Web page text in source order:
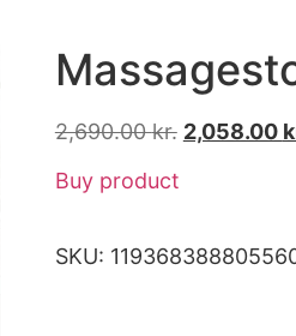
2,690.00kr. 2,058.00
Buy product
SKU: